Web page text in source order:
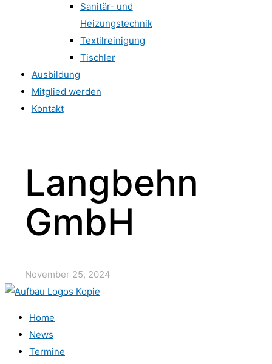
Sanitär- und
Heizungstechnik
Textilreinigung
Tischler
Ausbildung
Mitglied werden
Kontakt
Langbehn
GmbH
November 25, 2024
Home
News
Termine